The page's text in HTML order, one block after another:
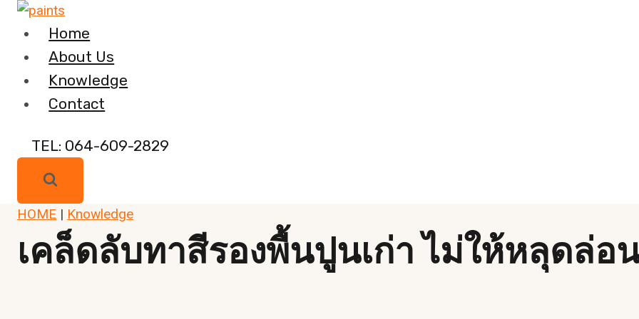
Skip
content
Home
About Us
Knowledge
Contact
TEL: 064-609-2829
HOME | Knowledge
เคล็ดลับทาสีรองพื้นปูนเก่า ไม่ให้หลุดล่อ